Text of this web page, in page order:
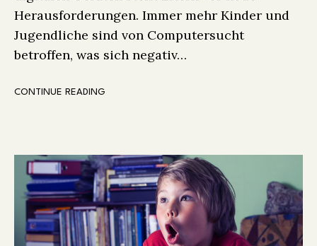
Herausforderungen. Immer mehr Kinder und
Jugendliche sind von Computersucht
betroffen, was sich negativ…
CONTINUE READING